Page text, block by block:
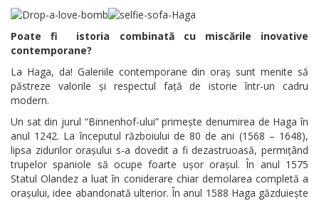
Poate fi istoria combinată cu miscările inovative
contemporane?
La Haga, da! Galeriile contemporane din oraș sunt menite să
păstreze valorile și respectul față de istorie într-un cadru
modern.
Un sat din jurul “Binnenhof-ului” primește denumirea de Haga în
anul 1242. La începutul războiului de 80 de ani (1568 – 1648),
lipsa zidurilor orașului s-a dovedit a fi dezastruoasă, permițând
trupelor spaniole să ocupe foarte ușor orașul. În anul 1575
Statul Olandez a luat în coniderare chiar demolarea completă a
orașului, idee abandonată ulterior. În anul 1588 Haga găzduiește